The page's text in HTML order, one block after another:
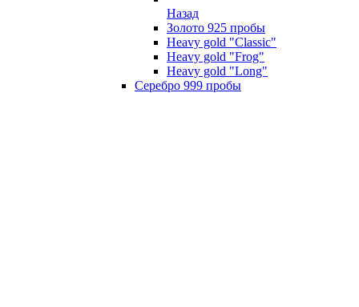
Назад
Золото 925 пробы
Heavy gold "Classic"
Heavy gold "Frog"
Heavy gold "Long"
Серебро 999 пробы